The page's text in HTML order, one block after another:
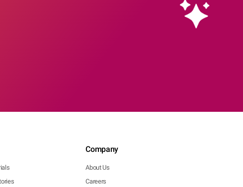
Company
About Us
Careers